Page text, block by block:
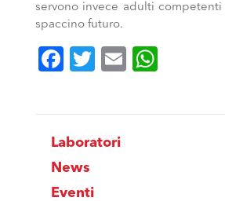
servono invece adulti
spaccino futuro.
Facebook
Twitter
Email
Laboratori
News
Eventi